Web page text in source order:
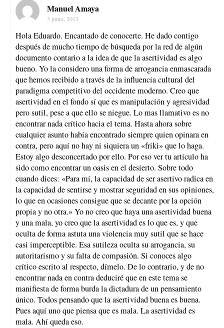
Manuel Amaya
3 junio, 2013
Hola Eduardo. Encantado de conocerte. He dado contigo
después de mucho tiempo de búsqueda por la red de algún
documento contario a la idea de que la asertividad es algo
bueno. Yo la considero una forma de arrogancia enmascarada
que hemos recibido a través de la influencia cultural del
paradigma competitivo del occidente moderno. Creo que
asertividad en el fondo sí que es manipulación y agresividad
pero sutil, pese a que ello se niegue. Lo mas llamativo es no
encontrar nada crítico hacia el tema. Hasta ahora sobre
cualquier asunto había encontrado siempre quien opinara en
contra, pero aquí no hay ni siquiera un «friki» que lo haga.
Estoy algo desconcertado por ello. Por eso ver tu artículo ha
sido como encontrar un oasis en el desierto. Sobre todo
cuando dices: «Para mí, la capacidad de ser asertivo radica en
la capacidad de sentirse y mostrar seguridad en sus opiniones,
lo que en ocasiones consigue que se decante por la opción
propia y no otra.» Yo no creo que haya una asertividad buena
y una mala, yo creo que la asertividad es lo que es, y que
oculta de forma astuta una violencia muy sutil que se hace
casi imperceptible. Esa sutileza oculta su arrogancia, su
autoritarismo y su falta de compasión. Si conoces algo
crítico escrito al respecto, dímelo. De lo contrario, y de no
encontrar nada en contra deduciré que en este tema se
manifiesta de forma burda la dictadura de un pensamiento
único. Todos pensando que la asertividad buena es buena.
Pues aquí uno que piensa que es mala. La asertividad es
mala. Ahí queda eso.